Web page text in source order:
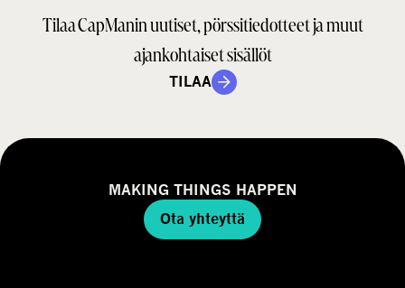
Tilaa CapManin uutiset, pörssitiedotteet ja muut
ajankohtaiset sisällöt
TILAA
MAKING THINGS HAPPEN
Ota yhteyttä